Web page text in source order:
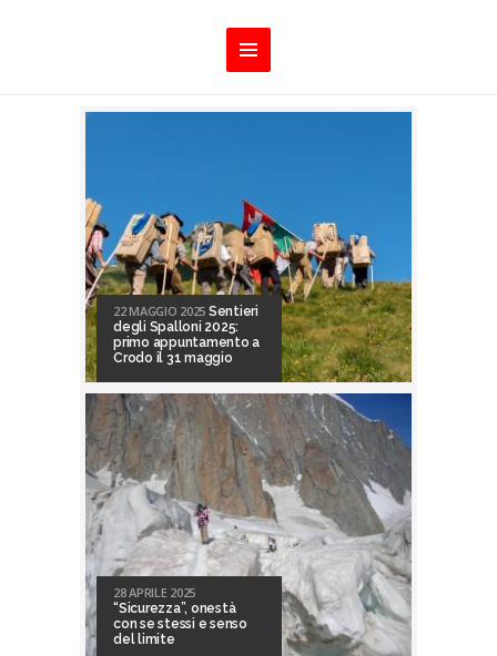
22 MAGGIO 2025 Sentieri
degli Spalloni 2025:
primo appuntamento a
Crodo il 31 maggio
28 APRILE 2025
“Sicurezza”, onestà
con se stessi e senso
del limite